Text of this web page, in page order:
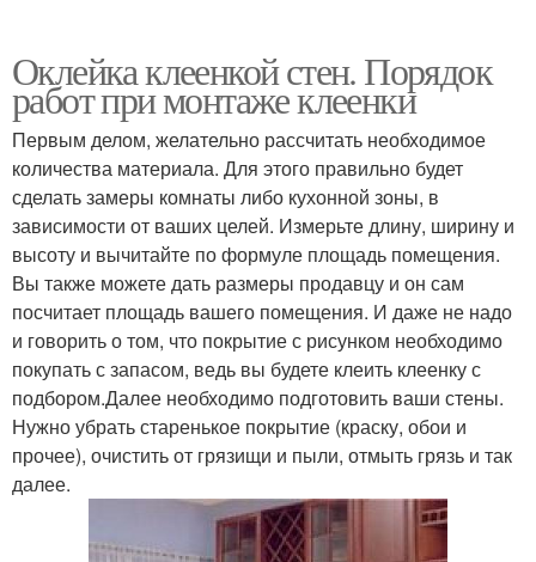
Оклейка клеенкой стен. Порядок
работ при монтаже клеенки
Первым делом, желательно рассчитать необходимое
количества материала. Для этого правильно будет
сделать замеры комнаты либо кухонной зоны, в
зависимости от ваших целей. Измерьте длину, ширину и
высоту и вычитайте по формуле площадь помещения.
Вы также можете дать размеры продавцу и он сам
посчитает площадь вашего помещения. И даже не надо
и говорить о том, что покрытие с рисунком необходимо
покупать с запасом, ведь вы будете клеить клеенку с
подбором.Далее необходимо подготовить ваши стены.
Нужно убрать старенькое покрытие (краску, обои и
прочее), очистить от грязищи и пыли, отмыть грязь и так
далее.